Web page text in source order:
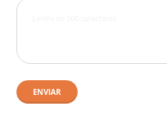
ENVIAR